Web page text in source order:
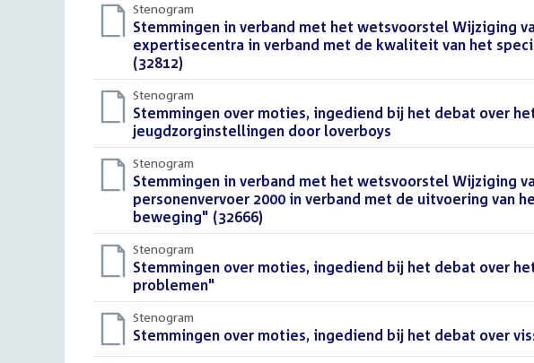
Stenogram
Download
bestand:
Stemmingen in verband met het wetsvoorstel Wijziging
expertisecentra in verband met de kwaliteit van het
(32812)
Stenogram
Download
bestand:
Stemmingen over moties, ingediend bij het debat over
jeugdzorginstellingen door loverboys
Stenogram
Download
bestand:
Stemmingen in verband met het wetsvoorstel Wijziging
personenvervoer 2000 in verband met de uitvoering van
beweging" (32666)
Stenogram
Download
bestand:
Stemmingen over moties, ingediend bij het debat over
problemen"
Stenogram
Download
bestand:
Stemmingen over moties, ingediend bij het debat over